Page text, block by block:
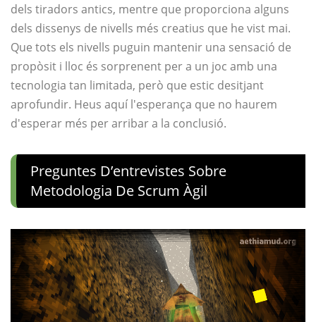
dels tiradors antics, mentre que proporciona alguns
dels dissenys de nivells més creatius que he vist mai.
Que tots els nivells puguin mantenir una sensació de
propòsit i lloc és sorprenent per a un joc amb una
tecnologia tan limitada, però que estic desitjant
aprofundir. Heus aquí l'esperança que no haurem
d'esperar més per arribar a la conclusió.
Preguntes D’entrevistes Sobre
Metodologia De Scrum Àgil